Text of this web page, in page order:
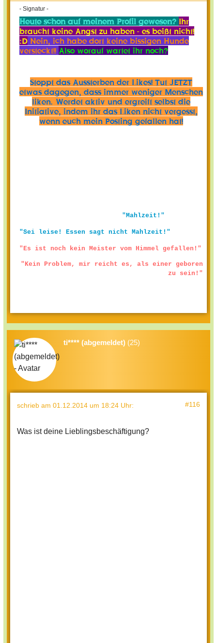
- Signatur -
Heute schon auf meinem Profil gewesen? Ihr
braucht keine Angst zu haben - es beißt nicht!
:D Nein, ich habe dort keine bissigen Hunde
versteckt!! Also worauf wartet ihr noch?
Stoppt das Aussterben der Likes! Tut JETZT
etwas dagegen, dass immer weniger Menschen
liken. Werdet aktiv und ergreift selbst die
Initiative, indem ihr das Liken nicht vergesst,
wenn euch mein Posting gefallen hat!
"Mahlzeit!"
"Sei leise! Essen sagt nicht Mahlzeit!"
"Es ist noch kein Meister vom Himmel gefallen!"
"Kein Problem, mir reicht es, als einer geboren
zu sein!"
ti**** (abgemeldet) (25)
schrieb am 01.12.2014 um 18:24 Uhr: #116
Was ist deine Lieblingsbeschäftigung?